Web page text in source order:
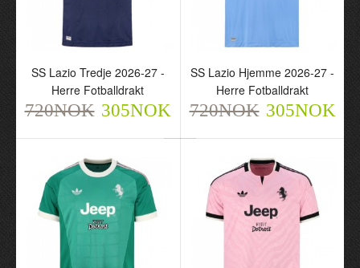
SS Lazio Tredje 2026-27
- Herre Fotballdrakt
720NOK
SS Lazio Hjemme 2026-
27 - Herre Fotballdrakt
720NOK
SS Lazio Tredje 2026-27 -
Herre Fotballdrakt
720NOK 305NOK
SS Lazio Hjemme 2026-27 -
Herre Fotballdrakt
720NOK 305NOK